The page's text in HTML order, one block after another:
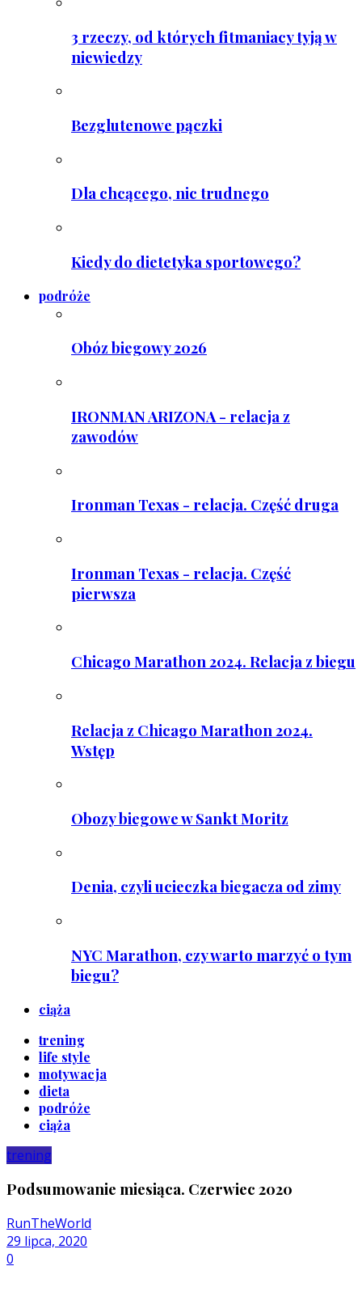
3 rzeczy, od których fitmaniacy tyją w
niewiedzy
Bezglutenowe pączki
Dla chcącego, nic trudnego
Kiedy do dietetyka sportowego?
podróże
Obóz biegowy 2026
IRONMAN ARIZONA - relacja z
zawodów
Ironman Texas - relacja. Część druga
Ironman Texas - relacja. Część
pierwsza
Chicago Marathon 2024. Relacja z biegu
Relacja z Chicago Marathon 2024.
Wstęp
Obozy biegowe w Sankt Moritz
Denia, czyli ucieczka biegacza od zimy
NYC Marathon, czy warto marzyć o tym
biegu?
ciąża
trening
life style
motywacja
dieta
podróże
ciąża
trening
Podsumowanie miesiąca. Czerwiec 2020
RunTheWorld
29 lipca, 2020
0